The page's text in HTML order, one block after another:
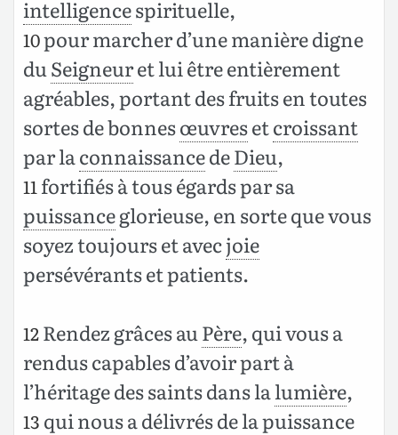
intelligencespirituelle,
10pour marcher d’une manière digne
duSeigneuret lui être entièrement
agréables, portant des fruits en toutes
sortes de bonnesœuvresetcroissant
par laconnaissancedeDieu,
11 fortifiés à tous égards par sa
puissanceglorieuse, en sorte que vous
soyez toujours et avecjoie
persévérants et patients.
12Rendez grâces auPère, qui vous a
rendus capables d’avoir part à
l’héritage des saints dans lalumière,
13 qui nous a délivrés de lapuissance